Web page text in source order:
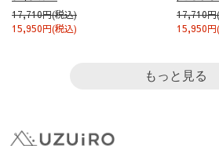
17,710円(税込)
15,950円(税込)
17,710円
15,950円
もっと見る